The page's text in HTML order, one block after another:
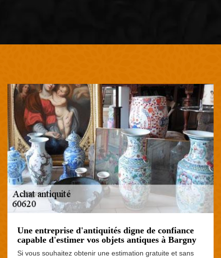
Une entreprise d'antiquités digne de confiance
capable d'estimer vos objets antiques à Bargny
Si vous souhaitez obtenir une estimation gratuite et sans